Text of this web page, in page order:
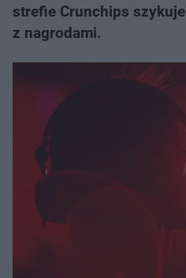
strefie Crunchips
z nagrodami.